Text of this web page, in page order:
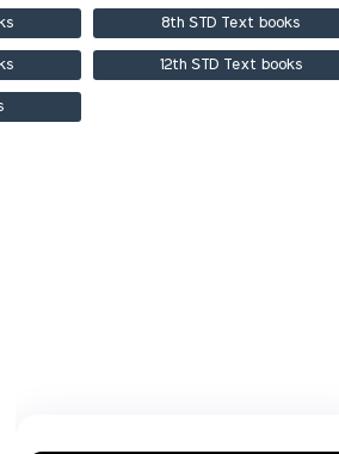
8th STD Text books
12th STD Text books